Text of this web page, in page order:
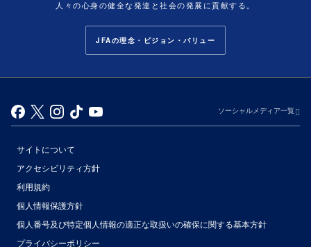
人々の心身の健全な発達と社会の発展に貢献する。
JFAの理念・ビジョン・バリュー
ソーシャルメディア一覧
サイトについて
アクセシビリティ方針
利用規約
個人情報保護方針
個人番号及び特定個人情報の適正な取扱いの確保に関する基本方針
プライバシーポリシー